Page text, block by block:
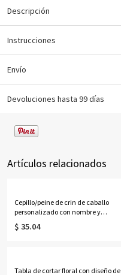
Descripción
Instrucciones
Envío
Devoluciones hasta 99 días
Artículos relacionados
Cepillo/peine de crin de caballo
personalizado con nombre y
retrato, kit de aseo para caballos de
madera, regalo de
$ 35.04
Tabla de cortar floral con diseño de